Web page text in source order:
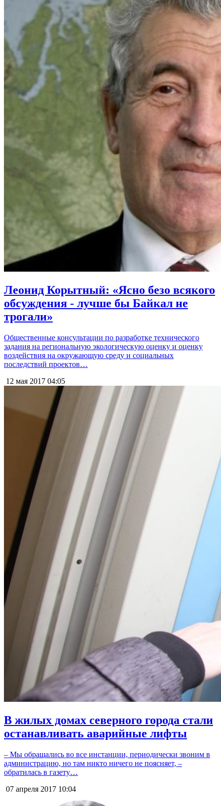
Леонид Корытный: «Ясно безо всякого
обсуждения - лучше бы Байкал не
трогали»
Общественные консультации по разработке технического
задания на региональную экологическую оценку и оценку
воздействия на окружающую среду и социальных
последствий проектов…
12 мая 2017 04:05
В жилых домах северного города стали
останавливать аварийные лифты
– Мы обращались во все инстанции, периодически звоним в
администрацию, но там никто ничего не поясняет, –
обратилась в газету…
07 апреля 2017 10:04